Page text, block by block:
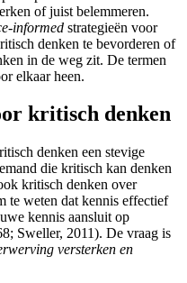
of juist belemmeren.
informed strategieën voor
denken te bevorderen of
in de weg zit. De termen
elkaar heen.
kritisch denken
denken een stevige
die kritisch kan denken
kritisch denken over
te weten dat kennis effectief
kennis aansluit op
Sweller, 2011). De vraag is
versterken en